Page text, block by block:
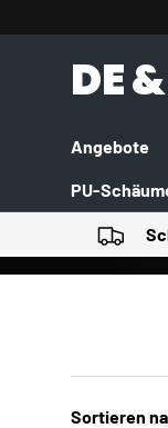
DIREKT
DE
Angebote
PU-
Sortieren